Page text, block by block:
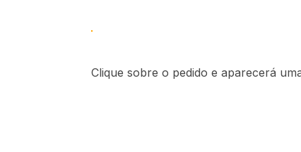
Clique sobre o pedido e aparecerá